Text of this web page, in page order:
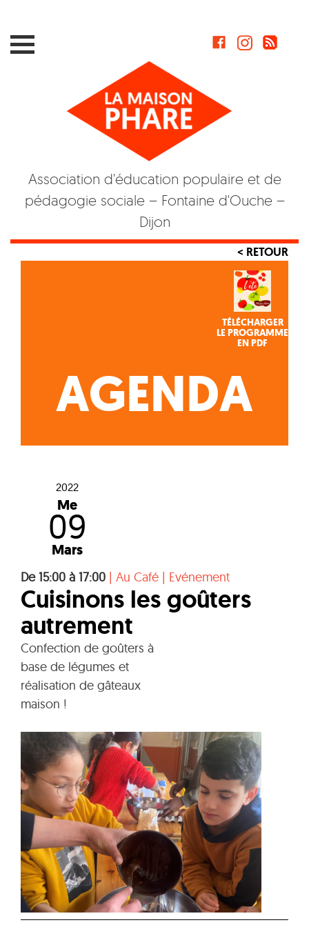
Association d'éducation populaire et de
pédagogie sociale – Fontaine d'Ouche –
Dijon
< RETOUR
TÉLÉCHARGER
LE PROGRAMME
EN PDF
AGENDA
2022
Me
09
Mars
De 15:00 à 17:00 | Au Café | Evénement
Cuisinons les goûters
autrement
Confection de goûters à
base de légumes et
réalisation de gâteaux
maison !